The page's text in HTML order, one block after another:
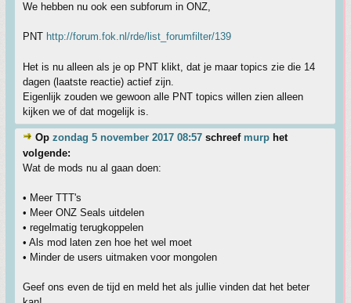
We hebben nu ook een subforum in ONZ,
PNT http://forum.fok.nl/rde/list_forumfilter/139
Het is nu alleen als je op PNT klikt, dat je maar topics zie die 14
dagen (laatste reactie) actief zijn.
Eigenlijk zouden we gewoon alle PNT topics willen zien alleen
kijken we of dat mogelijk is.
Op zondag 5 november 2017 08:57 schreef murp het
volgende:
Wat de mods nu al gaan doen:
• Meer TTT's
• Meer ONZ Seals uitdelen
• regelmatig terugkoppelen
• Als mod laten zen hoe het wel moet
• Minder de users uitmaken voor mongolen
Geef ons even de tijd en meld het als jullie vinden dat het beter